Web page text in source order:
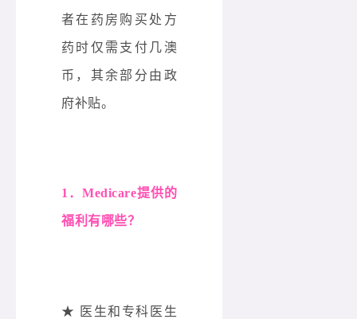
者在药房购买处方
药时仅需支付几澳
币，其余部分由政
府补贴。
1．Medicare提供的
福利有哪些？
★ 医生和专科医生